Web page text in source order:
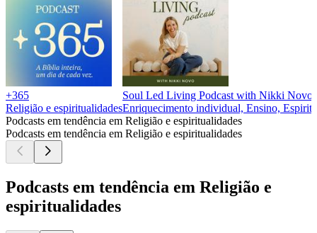
+365
Religião e espiritualidades
Soul Led Living Podcast with Nikki Novo
Enriquecimento individual, Ensino,
Podcasts em tendência em Religião e espiritualidades
Podcasts em tendência em Religião e espiritualidades
Podcasts em tendência em Religião e
espiritualidades